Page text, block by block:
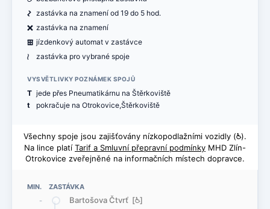
MIN. ZASTÁVKA
-
Bartošova Čtvrť [@]
ó zastávka na znamení od 19 do 5 hod.
ë zastávka na znamení
æ jízdenkový automat v zastávce
< zastávka pro vybrané spoje
VYSVĚTLIVKY POZNÁMEK SPOJŮ
T jede přes Pneumatikárnu na Štěrkoviště
t
pokračuje na Otrokovice,Štěrkoviště
Všechny spoje jsou zajišťovány nízkopodlažními vozidly (@).
Na lince platí Tarif a Smluvní přepravní podmínky MHD Zlín-
Otrokovice zveřejněné na informačních místech dopravce.